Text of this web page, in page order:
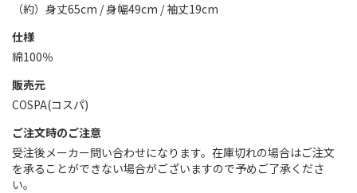
（約）身丈65cm / 身幅49cm / 袖丈19cm
仕様
綿100％
販売元
COSPA(コスパ)
ご注文時のご注意
受注後メーカー問い合わせになります。在庫切れの場合はご注文
を承ることができない場合がございますので予めご了承くださ
い。